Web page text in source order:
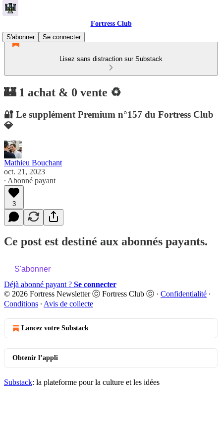
Fortress Club
S'abonner
Se connecter
Lisez sans distraction sur Substack
🏰 1 achat & 0 vente ♻️
🔐 Le supplément Premium n°157 du Fortress Club
💎
Mathieu Bouchant
oct. 21, 2023
∙ Abonné payant
3
Ce post est destiné aux abonnés payants.
S'abonner
Déjà abonné payant ? Se connecter
© 2026 Fortress Newsletter ⓒ Fortress Club ⓒ · Confidentialité ∙
Conditions ∙ Avis de collecte
Lancez votre Substack
Obtenir l’appli
Substack: la plateforme pour la culture et les idées